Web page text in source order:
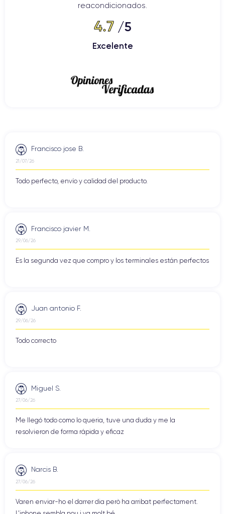
reacondicionados.
4.7/5
Excelente
Francisco jose B.
21/07/26
Todo perfecto, envío y calidad del producto.
Francisco javier M.
29/06/26
Es la segunda vez que compro y los terminales están perfectos
Juan antonio F.
29/06/26
Todo correcto
Miguel S.
27/06/26
Me llegó todo como lo queria, tuve una duda y me la
resolvieron de forma rápida y eficaz
Narcis B.
27/06/26
Varen enviar-ho el darrer dia però ha arribat perfectament.